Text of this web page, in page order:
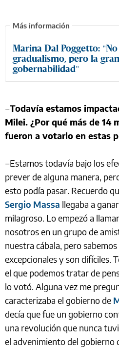
Marina Dal Poggetto:
gradualismo, pero la
gobernabilidad"
‒Todavía estamos
Milei. ¿Por qué más de 14
fueron a votarlo en estas
‒Estamos todavía bajo los
prever de alguna manera,
esto podía pasar. Recuerdo
Sergio Massa llegaba a
milagroso. Lo empezó a
nosotros en un grupo de
nuestra cábala, pero
excepcionales y son difíciles.
el que podemos tratar de
lo votó. Alguna vez me
caracterizaba el gobierno de
decía que fue un gobierno
una revolución que nunca
el advenimiento del gobierno